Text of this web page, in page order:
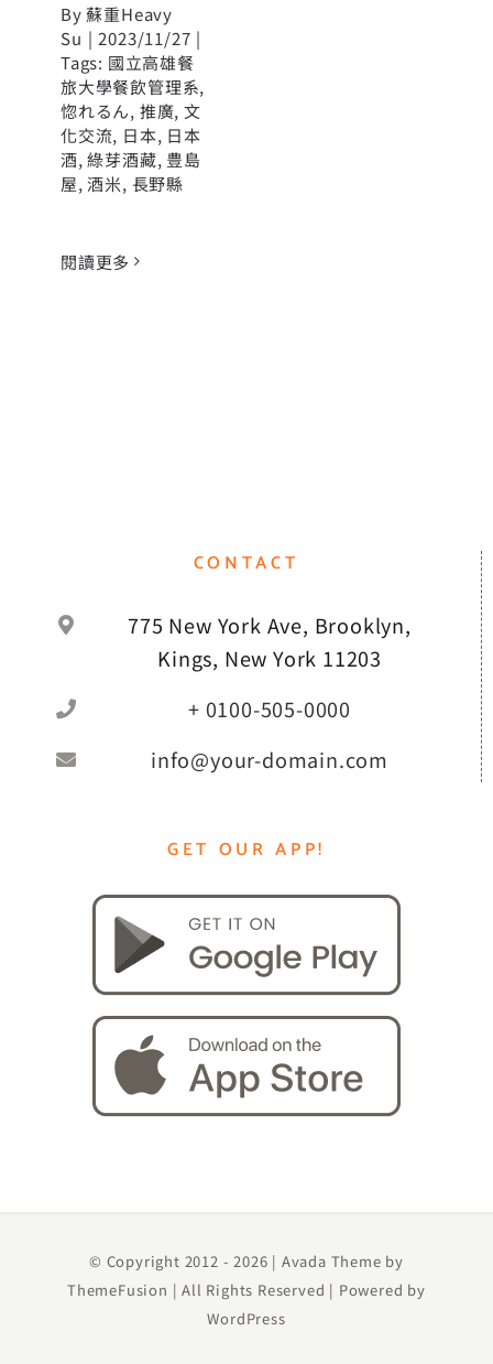
By蘇重Heavy
Su | 2023/11/27 |
Tags: 國立高雄餐
旅大學餐飲管理系,
惚れるん, 推廣,文
化交流, 日本, 日本
酒,綠芽酒藏, 豊島
屋,酒米, 長野縣
閱讀更多
CONTACT
775 New York Ave, Brooklyn,
Kings, New York 11203
+ 0100-505-0000
info@your-domain.com
GET OUR APP!
© Copyright 2012 -2026 | Avada Theme by
ThemeFusion | All Rights Reserved | Powered by
WordPress